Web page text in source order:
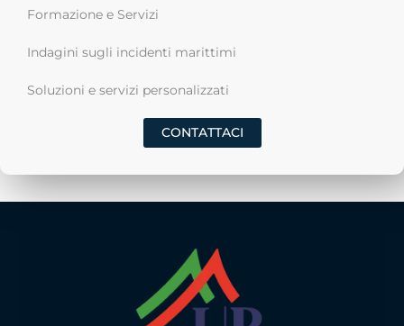
Formazione e Servizi
Indagini sugli incidenti marittimi
Soluzioni e servizi personalizzati
CONTATTACI